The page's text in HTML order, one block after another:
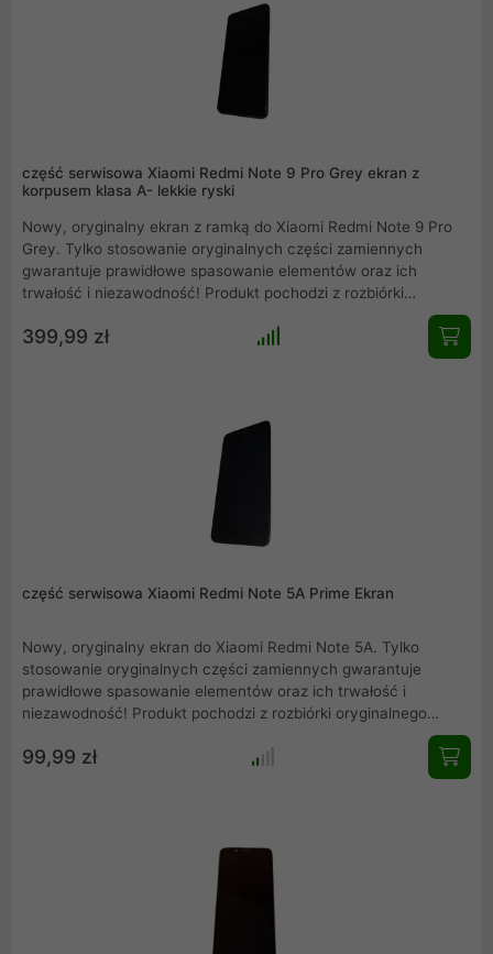
część serwisowa Xiaomi Redmi Note 9 Pro Grey ekran z
korpusem klasa A- lekkie ryski
Nowy, oryginalny ekran z ramką do Xiaomi Redmi Note 9 Pro
Grey. Tylko stosowanie oryginalnych części zamiennych
gwarantuje prawidłowe spasowanie elementów oraz ich
trwałość i niezawodność! Produkt pochodzi z rozbiórki
oryginalnego Xiaomi Redmi Note 9 Pro Grey. Przedstawiamy
rzeczywiste zdjęcie produktu. Mamy również w ofercie inne
399,99 zł
część serwisowa Xiaomi Redmi Note 5A Prime Ekran
Nowy, oryginalny ekran do Xiaomi Redmi Note 5A. Tylko
stosowanie oryginalnych części zamiennych gwarantuje
prawidłowe spasowanie elementów oraz ich trwałość i
niezawodność! Produkt pochodzi z rozbiórki oryginalnego
Xiaomi Redmi Note 5A. Przedstawiamy rzeczywiste zdjęcie
produktu. Mamy również w ofercie inne części serwisowe,
99,99 zł